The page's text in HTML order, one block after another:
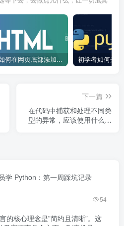
如何在网页底部添加版权信息？
下一篇
在代码中捕获和处理不同类
型的异常，应该使用什么样
学 Python：第一周踩坑记录
54
的核心理念是”简约且清晰”。这